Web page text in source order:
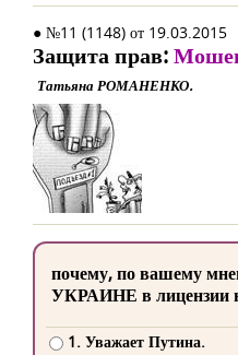
● №11 (1148) от 19.03.2015
Защита прав:
Татьяна РОМАНЕНКО.
почему, по вашему
УКРАИНЕ в лицензии
1. Уважает Путина.